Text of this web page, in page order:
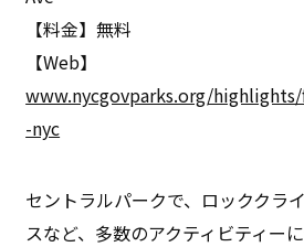
【料金】無料
【Web】
www.nycgovparks.org/
-nyc
セントラルパークで、ロッククラ
スなど、多数のアクティビティー